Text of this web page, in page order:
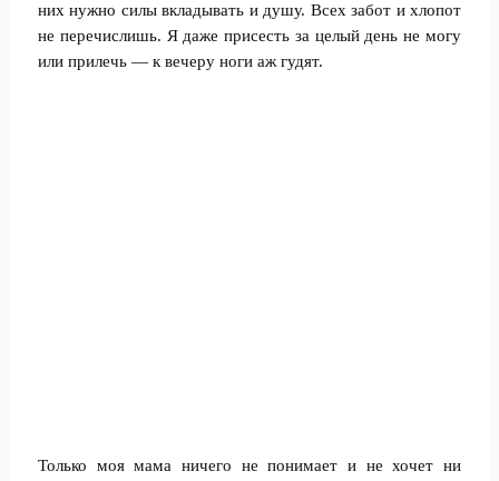
них нужно силы вкладывать и душу. Всех забот и хлопот
не перечислишь. Я даже присесть за целый день не могу
или прилечь — к вечеру ноги аж гудят.
Только моя мама ничего не понимает и не хочет ни